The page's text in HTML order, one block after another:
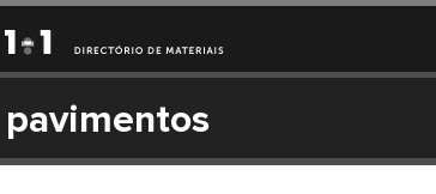
pavimentos